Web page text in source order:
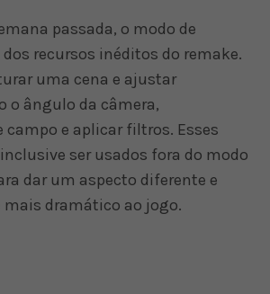
passada, o modo de
recursos inéditos do remake.
uma cena e ajustar
o ângulo da câmera,
campo e aplicar filtros. Esses
ser usados fora do modo
dar um aspecto diferente e
dramático ao jogo.